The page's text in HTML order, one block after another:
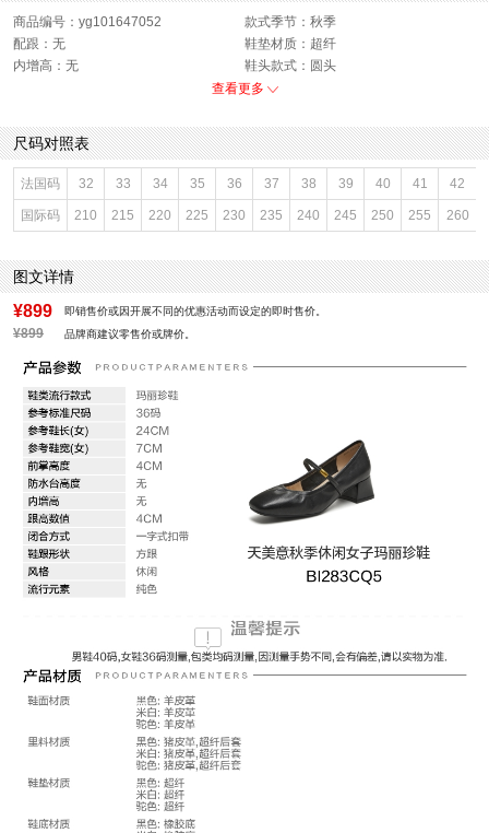
商品编号：yg101647052
款式季节：秋季
配跟：无
鞋垫材质：超纤
内增高：无
鞋头款式：圆头
鞋面图案：纯色
跟高数值：4CM
鞋跟形状：方跟
性别：女子
上市时间：2025年秋季
鞋帮：低帮
鞋底材质：橡胶底
参考鞋宽(女)：7CM
里料材质：猪皮革,超纤后套
色系：黑色
鞋类流行款式：玛丽珍鞋
闭合方式：一字式扣带
前掌高度：4CM
查看更多
尺码对照表
法国码 32 33 34 35 36 37 38 39 40 41 42
国际码 210 215 220 225 230 235 240 245 250 255 260
图文详情
¥899 即销售价或因开展不同的优惠活动而设定的即时售价。
¥899 品牌商建议零售价或牌价。